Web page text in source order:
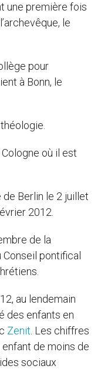
une première fois
le
pour
à Bonn, le
où il est
Berlin le 2 juillet
2012.
de la
pontifical
au lendemain
des enfants en
Zenit . Les chiffres
enfant de moins de
sociaux